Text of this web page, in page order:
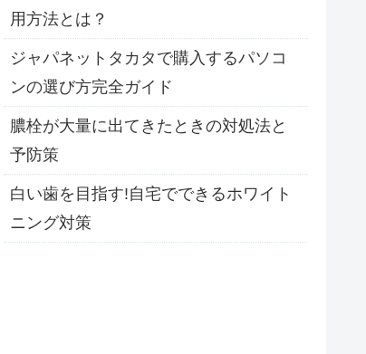
用方法とは？
ジャパネットタカタで購入するパソコ
ンの選び方完全ガイド
膿栓が大量に出てきたときの対処法と
予防策
白い歯を目指す!自宅でできるホワイト
ニング対策